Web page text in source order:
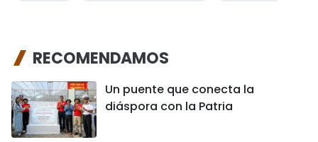
RECOMENDAMOS
Un puente que conecta la
diáspora con la Patria